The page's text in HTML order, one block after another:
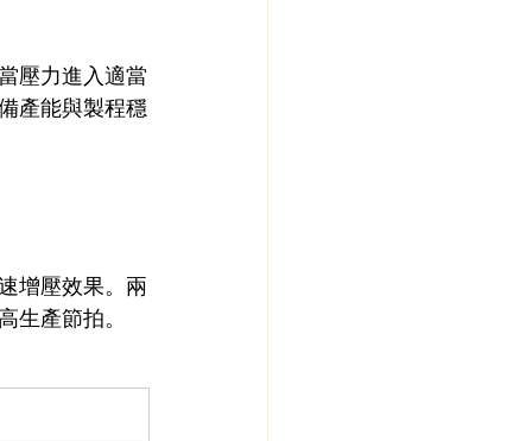
壓力進入適當
產能與製程穩
增壓效果。兩
生產節拍。